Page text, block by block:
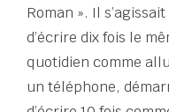
Roman ». Il s’agissait
d’écrire dix fois le
quotidien comme
un téléphone,